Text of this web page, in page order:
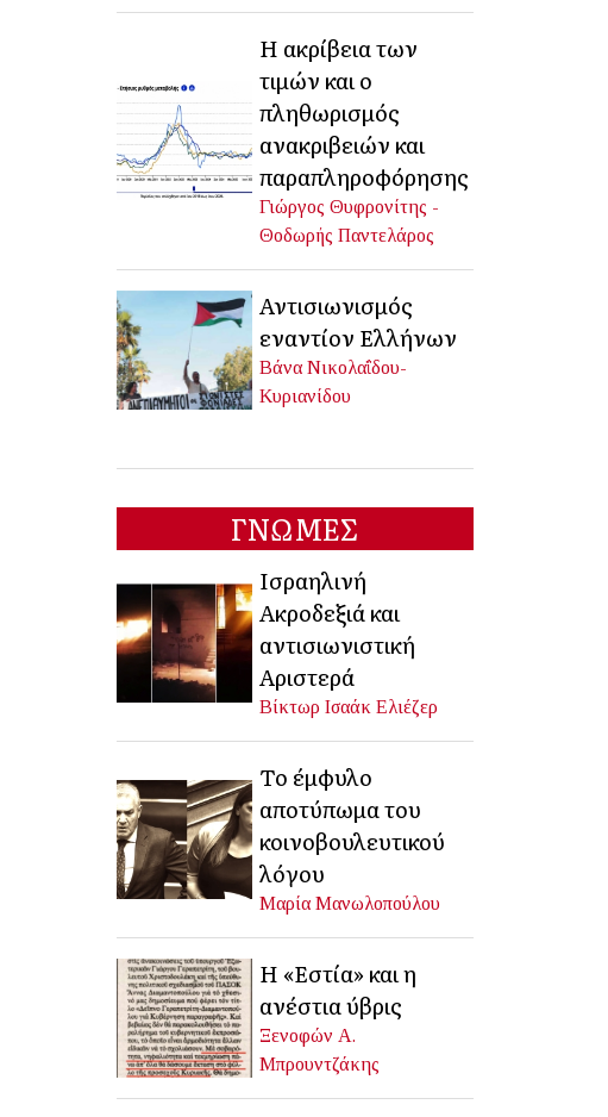
Η ακρίβεια των
τιμών και ο
πληθωρισμός
ανακριβειών και
παραπληροφόρησης
Γιώργος Θυφρονίτης -
Θοδωρής Παντελάρος
Αντισιωνισμός
εναντίον Ελλήνων
Βάνα Νικολαΐδου-
Κυριανίδου
ΓΝΩΜΕΣ
Ισραηλινή
Ακροδεξιά και
αντισιωνιστική
Αριστερά
Βίκτωρ Ισαάκ Ελιέζερ
Το έμφυλο
αποτύπωμα του
κοινοβουλευτικού
λόγου
Μαρία Μανωλοπούλου
Η «Εστία» και η
ανέστια ύβρις
Ξενοφών Α.
Μπρουντζάκης